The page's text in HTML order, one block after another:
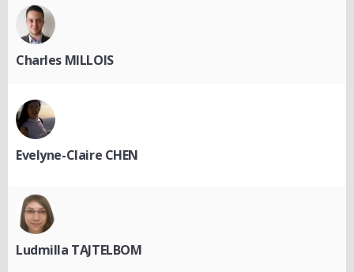
Charles MILLOIS
Evelyne-Claire CHEN
Ludmilla TAJTELBOM